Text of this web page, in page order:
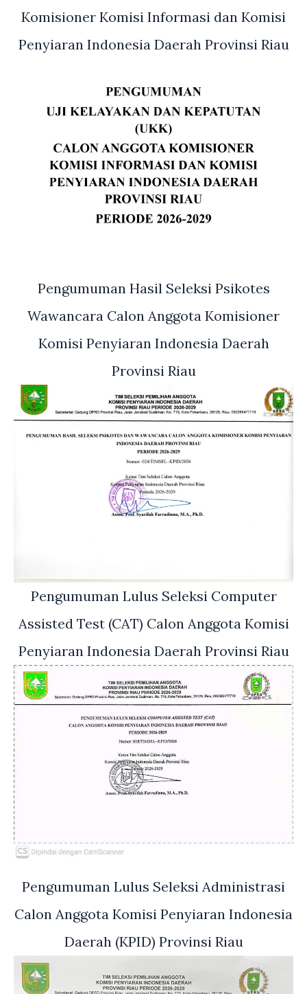
Komisioner Komisi Informasi dan Komisi
Penyiaran Indonesia Daerah Provinsi Riau
Pengumuman Hasil Seleksi Psikotes
Wawancara Calon Anggota Komisioner
Komisi Penyiaran Indonesia Daerah
Provinsi Riau
Pengumuman Lulus Seleksi Computer
Assisted Test (CAT) Calon Anggota Komisi
Penyiaran Indonesia Daerah Provinsi Riau
Pengumuman Lulus Seleksi Administrasi
Calon Anggota Komisi Penyiaran Indonesia
Daerah (KPID) Provinsi Riau